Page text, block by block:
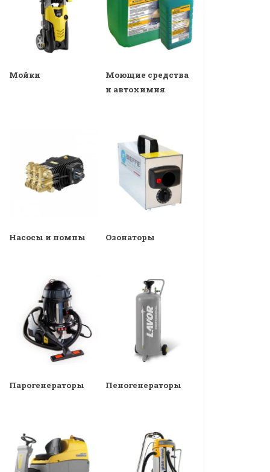
Мойки
Моющие средства
и автохимия
Насосы и помпы Озонаторы
Парогенераторы Пеногенераторы